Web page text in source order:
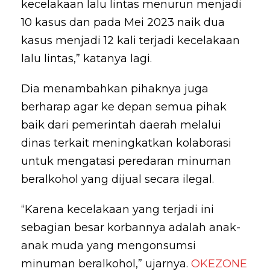
kecelakaan lalu lintas menurun menjadi
10 kasus dan pada Mei 2023 naik dua
kasus menjadi 12 kali terjadi kecelakaan
lalu lintas,” katanya lagi.
Dia menambahkan pihaknya juga
berharap agar ke depan semua pihak
baik dari pemerintah daerah melalui
dinas terkait meningkatkan kolaborasi
untuk mengatasi peredaran minuman
beralkohol yang dijual secara ilegal.
“Karena kecelakaan yang terjadi ini
sebagian besar korbannya adalah anak-
anak muda yang mengonsumsi
minuman beralkohol,” ujarnya. OKEZONE